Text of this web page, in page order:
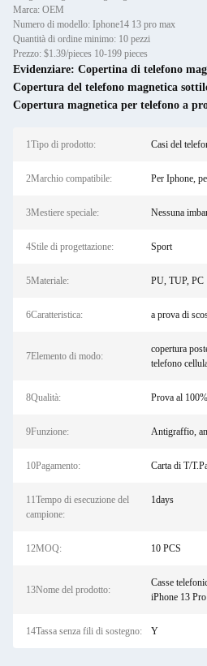
Marca: OEM
Numero di modello: Iphone14 13 pro max
Quantità di ordine minimo: 10 pezzi
Prezzo: $1.39/pieces 10-199 pieces
Evidenziare: Copertina di telefono
Copertura del telefono magnetica
Copertura magnetica per telefono a
1Tipo di prodotto: Casi del
2Marchio compatibile: Per Iphone,
3Mestiere speciale: Nessuna
4Stile di progettazione: Sport
5Materiale: PU, TUP, PC
6Caratteristica: a prova di
7Elemento di modo:
copertura
telefono
8Qualità: Prova al 100%
9Funzione: Antigraffio,
10Pagamento: Carta di T/
11Tempo di esecuzione del
campione:
1days
12MOQ: 10 PCS
13Nome del prodotto:
Casse
iPhone 13
14Tassa senza fili di sostegno: Y